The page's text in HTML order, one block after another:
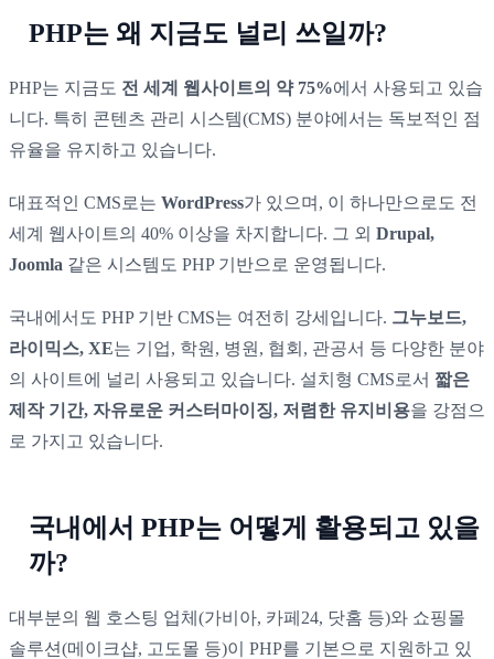
PHP는 왜 지금도 널리 쓰일까?
PHP는 지금도 전 세계 웹사이트의 약 75%에서 사용되고 있습
니다. 특히 콘텐츠 관리 시스템(CMS) 분야에서는 독보적인 점
유율을 유지하고 있습니다.
대표적인 CMS로는 WordPress가 있으며, 이 하나만으로도 전
세계 웹사이트의 40% 이상을 차지합니다. 그 외 Drupal,
Joomla 같은 시스템도 PHP 기반으로 운영됩니다.
국내에서도 PHP 기반 CMS는 여전히 강세입니다. 그누보드,
라이믹스, XE는 기업, 학원, 병원, 협회, 관공서 등 다양한 분야
의 사이트에 널리 사용되고 있습니다. 설치형 CMS로서 짧은
제작 기간, 자유로운 커스터마이징, 저렴한 유지비용을 강점으
로 가지고 있습니다.
국내에서 PHP는 어떻게 활용되고 있을
까?
대부분의 웹 호스팅 업체(가비아, 카페24, 닷홈 등)와 쇼핑몰
솔루션(메이크샵, 고도몰 등)이 PHP를 기본으로 지원하고 있